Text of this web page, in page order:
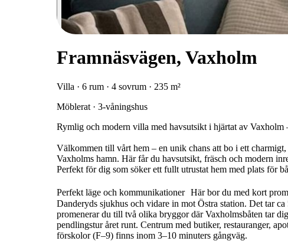
Framnäsvägen, Vaxholm
Villa · 6 rum · 4 sovrum · 235 m²
Möblerat · 3-våningshus
Rymlig och modern villa med havsutsikt i hjärtat av Vaxholm
Välkommen till vårt hem – en unik chans att bo i ett
Vaxholms hamn. Här får du havsutsikt, fräsch och modern
Perfekt för dig som söker ett fullt utrustat hem med plats för
Perfekt läge och kommunikationer Här bor du med kort
Danderyds sjukhus och vidare in mot Östra station. Det tar
promenerar du till två olika bryggor där Vaxholmsbåten tar
pendlingstur året runt. Centrum med butiker, restauranger,
förskolor (F–9) finns inom 3–10 minuters gångväg.